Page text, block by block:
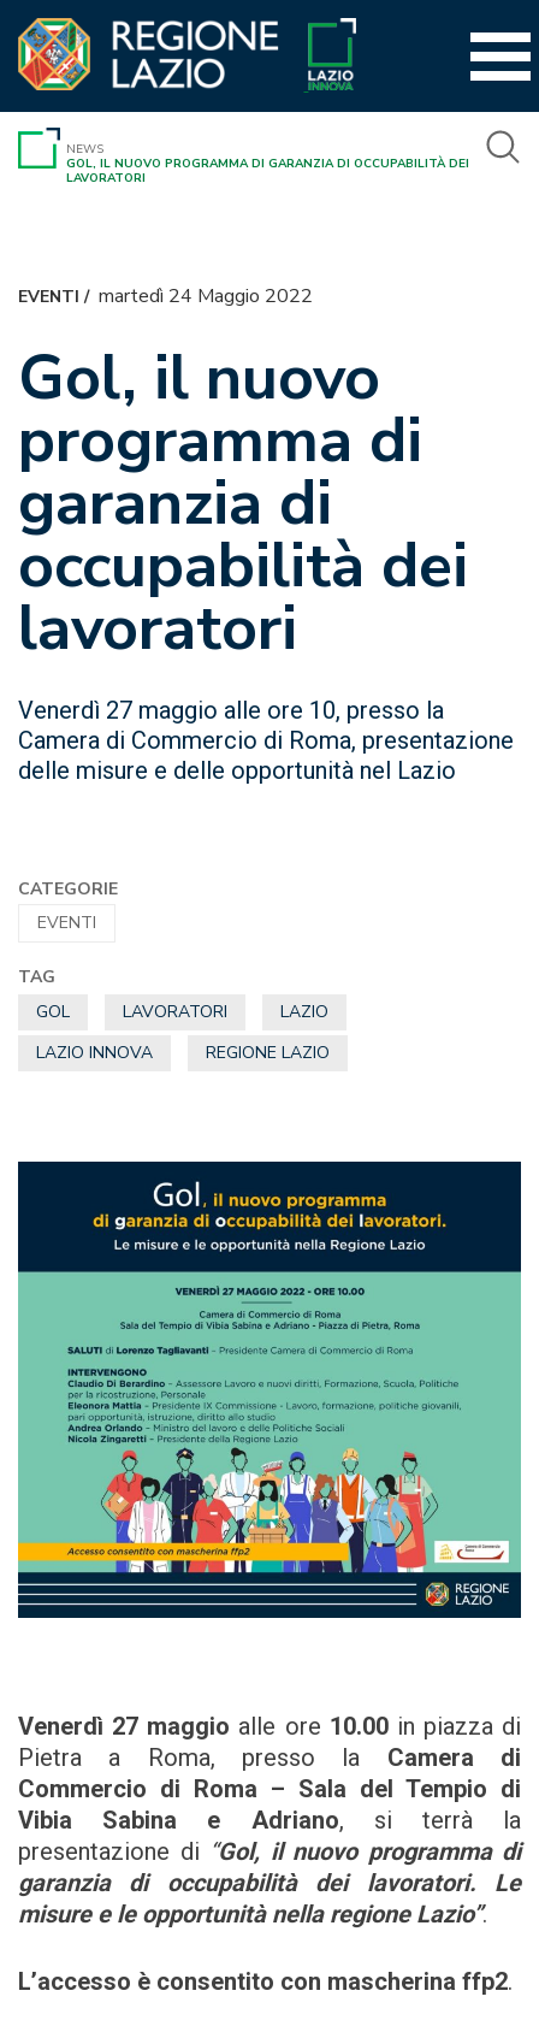
contenuto
NEWS
GOL, IL NUOVO PROGRAMMA DI GARANZIA DI OCCUPABILITÀ DEI
LAVORATORI
EVENTI / martedì 24 Maggio 2022
Gol, il nuovo
programma di
garanzia di
occupabilità dei
lavoratori
Venerdì 27 maggio alle ore 10, presso la
Camera di Commercio di Roma, presentazione
delle misure e delle opportunità nel Lazio
CATEGORIE
EVENTI
TAG
GOL
LAVORATORI
LAZIO
LAZIO INNOVA
REGIONE LAZIO
Venerdì 27 maggio alle ore 10.00in piazza di
Pietra a Roma, presso la Camera di
Commercio di Roma – Sala del Tempio di
Vibia Sabina e Adriano, si terrà la
presentazione di “Gol, il nuovo programma di
garanzia di occupabilità dei lavoratori. Le
misure e le opportunità nella regione Lazio”.
L’accesso è consentito con mascherina ffp2.